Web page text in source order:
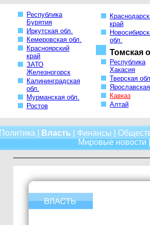
Республика
Бурятия
Иркутская обл.
Кемеровская обл.
Красноярский
край
ЗАТО
Железногорск
Калининградская
обл.
Мурманская обл.
Ростов
край
обл.
Томская
Республика
Хакасия
Тверская
Кавказ
Алтай
Политика Власть Финансы
Мировые новости